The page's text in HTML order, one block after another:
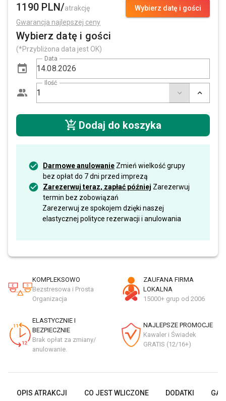
Wybierz datę i gości
1190 PLN/atrakcję
Gwarancja najlepszej ceny
Wybierz datę i gości
(*Przybliżona data jest OK)
Data
Ilość
Dodaj do koszyka
Darmowe anulowanie Zmień wielkość grupy
bez opłat do 7 dni przed imprezą
Zarezerwuj teraz, zapłać później Zarezerwuj
termin bez zobowiązań
Zarezerwuj ze spokojem dzięki naszej
elastycznej polityce rezerwacji i anulowania
KOMPLEKSOWO
Bezstresowa i Prosta
Organizacja
ZAUFANA FIRMA
LOKALNA
15000+ grup od 2006
ELASTYCZNIE I
BEZPIECZNIE
Brak opłat za zmiany/
anulowanie.
NAJLEPSZE PROMOCJE
Kawaler i Świadek
GRATIS (12/16+)
OPIS ATRAKCJI CO JEST WLICZONE DODATKI